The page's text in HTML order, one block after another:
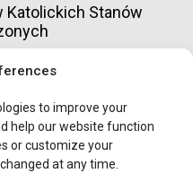
to improve your
help our website function
or customize your
at any time.
Katolickich Stanów
Bożego
starszymi i osobami